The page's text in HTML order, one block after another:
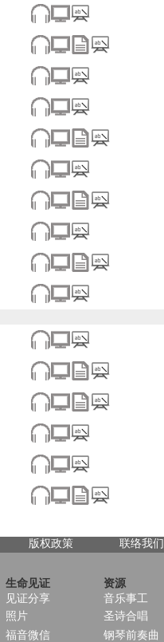
版权政策 联络我们
生命见证
资源
见证分享
音乐事工
照片
圣诗合唱
福音微信
钢琴前奏曲